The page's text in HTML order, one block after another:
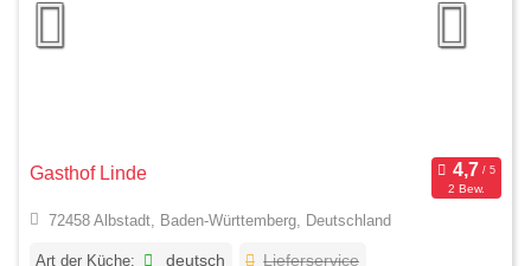
Gasthof Linde
2 Bew.
72458 Albstadt, Baden-Württemberg, Deutschland
Art der Küche: deutsch Lieferservice